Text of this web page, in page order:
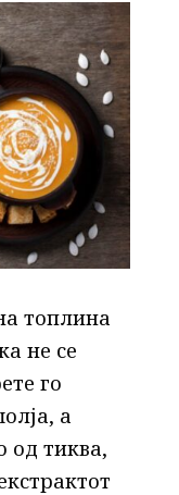
топлина
не се
го
а
од тиква,